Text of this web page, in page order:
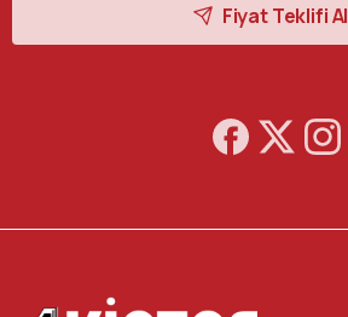
Fiyat Teklifi Al